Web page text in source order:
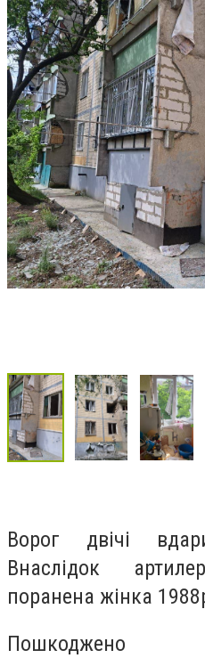
Ворог двічі
Внаслідок
поранена жінка
Пошкоджено